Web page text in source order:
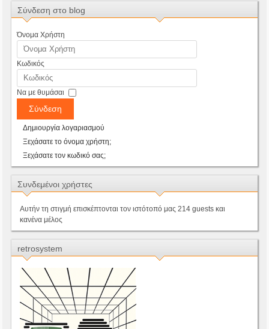
Σύνδεση στο blog
Όνομα Χρήστη
Κωδικός
Να με θυμάσαι
Σύνδεση
Δημιουργία λογαριασμού
Ξεχάσατε το όνομα χρήστη;
Ξεχάσατε τον κωδικό σας;
Συνδεμένοι χρήστες
Αυτήν τη στιγμή επισκέπτονται τον ιστότοπό μας 214 guests και
κανένα μέλος
retrosystem